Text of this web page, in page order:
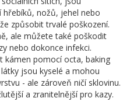
hřebíků, nožů, jehel nebo
způsobit trvalé poškození.
ale můžete také poškodit
nebo dokonce infekci.
kámen pomocí octa, baking
jsou kyselé a mohou
- ale zároveň ničí sklovinu.
a zranitelnější pro kazy.